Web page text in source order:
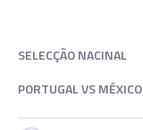
SELECÇÃO NACINAL
PORTUGAL VS MÉXICO